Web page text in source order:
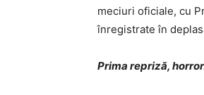
meciuri oficiale, cu
înregistrate în
Prima repriză,